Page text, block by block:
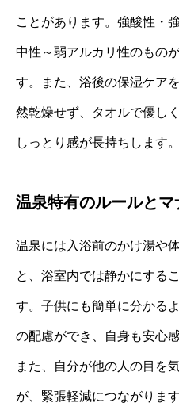
ことがあります。強酸性・
中性～弱アルカリ性のもの
す。また、浴後の保湿ケア
然乾燥せず、タオルで優し
しっとり感が長持ちします。
温泉特有のルールとマ
温泉には入浴前のかけ湯や
と、浴室内では静かにする
す。子供にも簡単に分かる
の配慮ができ、自身も安心
また、自分が他の人の目を
が、緊張軽減につながります